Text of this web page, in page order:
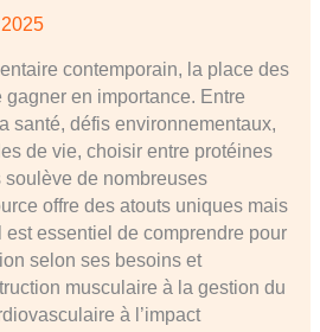
contemporain, la place des
en importance. Entre
santé, défis environnementaux,
de vie, choisir entre protéines
de nombreuses
offre des atouts uniques mais
est essentiel de comprendre pour
selon ses besoins et
musculaire à la gestion du
à l’impact